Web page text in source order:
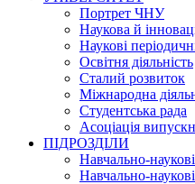
Портрет ЧНУ
Наукова й
Наукові
Освітня діяльність
Сталий розвиток
Міжнародна
Студентська рада
Асоціація
ПІДРОЗДІЛИ
Навчально-
Навчально-